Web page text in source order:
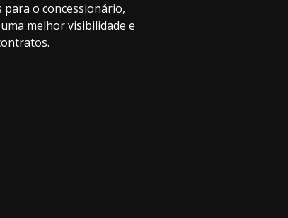
para o concessionário,
melhor visibilidade e